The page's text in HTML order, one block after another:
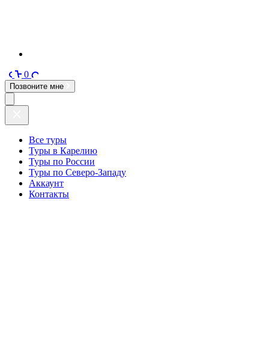
0
Позвоните мне
Все туры
Туры в Карелию
Туры по России
Туры по Северо-Западу
Аккаунт
Контакты